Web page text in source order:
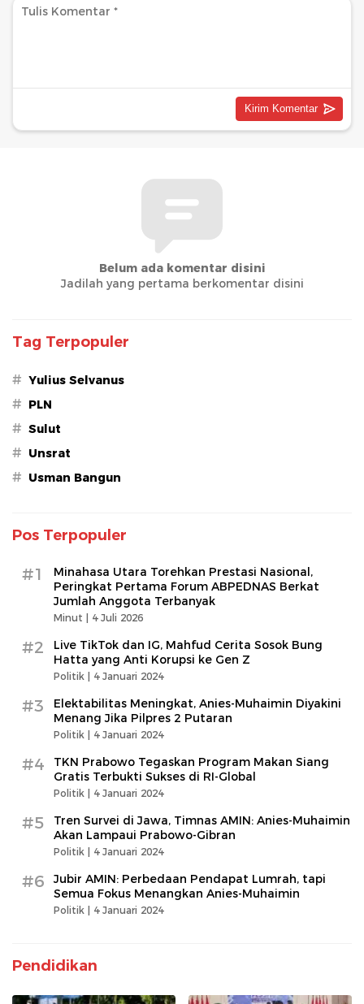
Belum ada komentar disini
Jadilah yang pertama berkomentar disini
Tag Terpopuler
# Yulius Selvanus
# PLN
# Sulut
# Unsrat
# Usman Bangun
Pos Terpopuler
#1
Minahasa Utara Torehkan Prestasi Nasional,
Peringkat Pertama Forum ABPEDNAS Berkat
Jumlah Anggota Terbanyak
Minut | 4 Juli 2026
#2
Live TikTok dan IG, Mahfud Cerita Sosok Bung
Hatta yang Anti Korupsi ke Gen Z
Politik | 4 Januari 2024
#3
Elektabilitas Meningkat, Anies-Muhaimin Diyakini
Menang Jika Pilpres 2 Putaran
Politik | 4 Januari 2024
#4
TKN Prabowo Tegaskan Program Makan Siang
Gratis Terbukti Sukses di RI-Global
Politik | 4 Januari 2024
#5
Tren Survei di Jawa, Timnas AMIN: Anies-Muhaimin
Akan Lampaui Prabowo-Gibran
Politik | 4 Januari 2024
#6
Jubir AMIN: Perbedaan Pendapat Lumrah, tapi
Semua Fokus Menangkan Anies-Muhaimin
Politik | 4 Januari 2024
Pendidikan